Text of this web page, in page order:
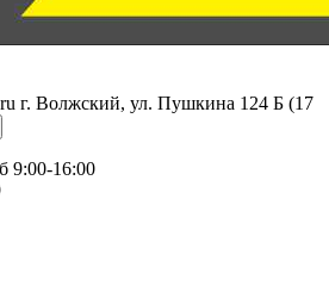
г. Волжский, ул. Пушкина 124 Б (17
9:00-16:00